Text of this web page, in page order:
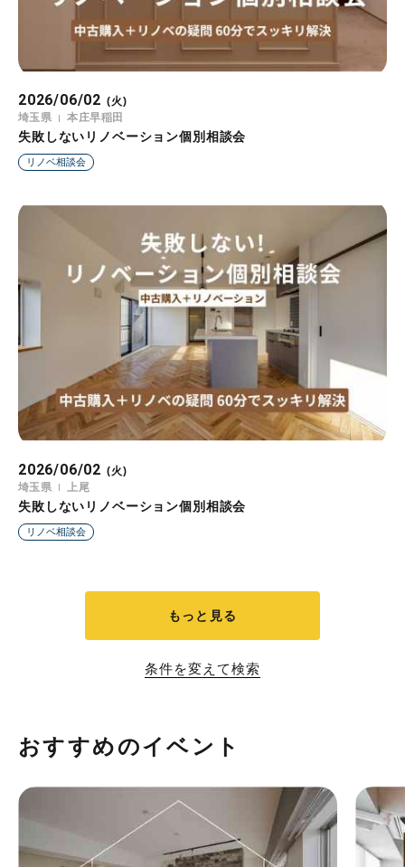
2026/06/02 (火)
埼玉県
本庄早稲田
失敗しないリノベーション個別相談会
リノベ相談会
2026/06/02 (火)
埼玉県
上尾
失敗しないリノベーション個別相談会
リノベ相談会
もっと見る
条件を変えて検索
おすすめのイベント